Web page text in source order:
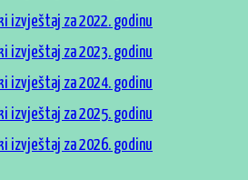
izvještaj za 2022. godinu
izvještaj za 2023. godinu
izvještaj za 2024. godinu
izvještaj za 2025. godinu
izvještaj za 2026. godinu